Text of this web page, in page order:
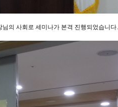
의 사회로 세미나가 본격 진행되었습니다.